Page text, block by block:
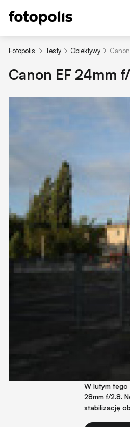
Fotopolis Testy Obiektywy
Canon EF 24mm
W lutym tego
28mm f/2.8.
stabilizację